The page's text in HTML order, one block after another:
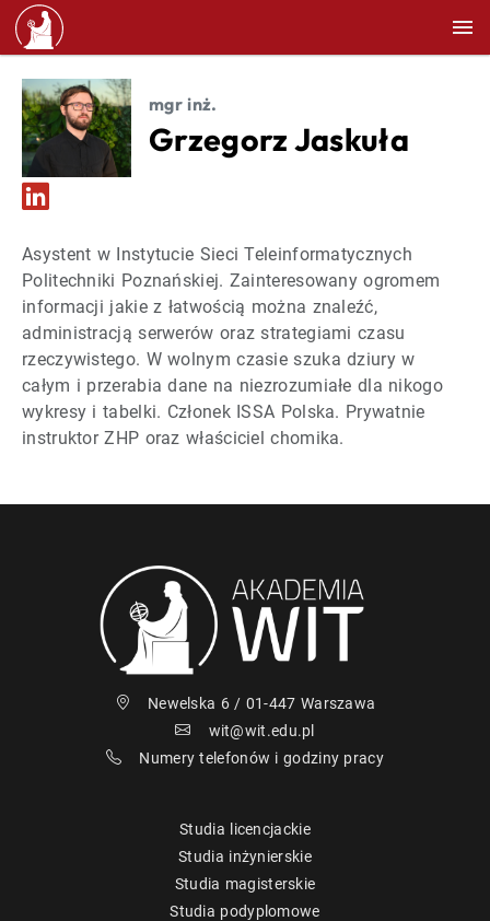
mgr inż.
Grzegorz Jaskuła
Asystent w Instytucie Sieci Teleinformatycznych
Politechniki Poznańskiej. Zainteresowany ogromem
informacji jakie z łatwością można znaleźć,
administracją serwerów oraz strategiami czasu
rzeczywistego. W wolnym czasie szuka dziury w
całym i przerabia dane na niezrozumiałe dla nikogo
wykresy i tabelki. Członek ISSA Polska. Prywatnie
instruktor ZHP oraz właściciel chomika.
Newelska 6 / 01-447 Warszawa
wit@wit.edu.pl
Numery telefonów i godziny pracy
Studia licencjackie
Studia inżynierskie
Studia magisterskie
Studia podyplomowe